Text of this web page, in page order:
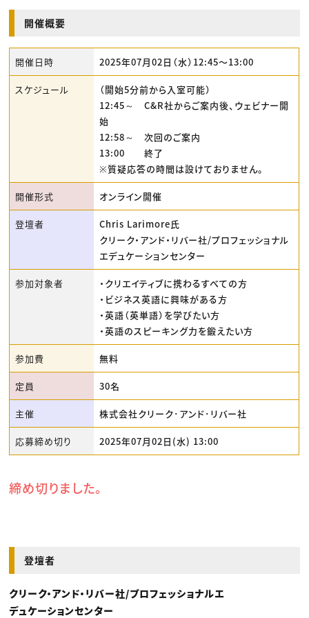
開催概要
開催日時 2025年07月02日（水）12:45〜13:00
スケジュール
（開始5分前から入室可能）
12:45～ C&R社からご案内後、ウェビナー開
始
12:58～ 次回のご案内
13:00 終了
※質疑応答の時間は設けておりません。
開催形式 オンライン開催
登壇者
Chris Larimore氏
クリーク・アンド・リバー社/プロフェッショナル
エデュケーションセンター
参加対象者
・クリエイティブに携わるすべての方
・ビジネス英語に興味がある方
・英語（英単語）を学びたい方
・英語のスピーキング力を鍛えたい方
参加費 無料
定員 30名
主催 株式会社クリーク･アンド･リバー社
応募締め切り 2025年07月02日(水) 13:00
締め切りました。
登壇者
クリーク・アンド・リバー社/プロフェッショナルエ
デュケーションセンター